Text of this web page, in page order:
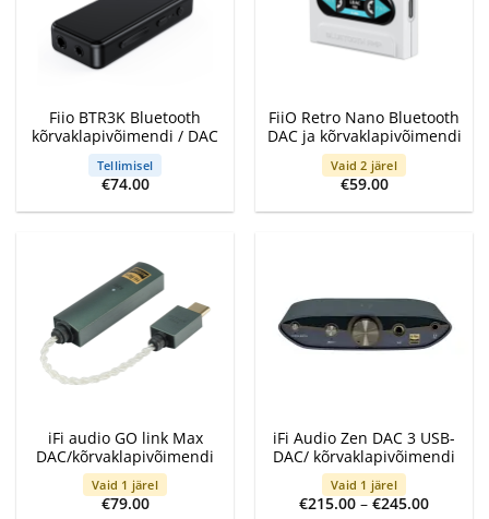
Fiio BTR3K Bluetooth
kõrvaklapivõimendi / DAC
Tellimisel
€74.00
FiiO Retro Nano Bluetooth
DAC ja kõrvaklapivõimendi
Vaid 2 järel
€59.00
iFi audio GO link Max
DAC/kõrvaklapivõimendi
Vaid 1 järel
€79.00
iFi Audio Zen DAC 3 USB-
DAC/ kõrvaklapivõimendi
Vaid 1 järel
€215.00 – €245.00Price